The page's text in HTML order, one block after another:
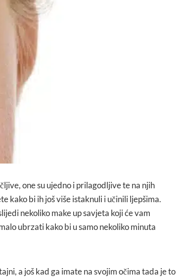
one su ujedno i prilagodljive te na njih
kako bi ih još više istaknuli i učinili ljepšima.
nekoliko make up savjeta koji će vam
ubrzati kako bi u samo nekoliko minuta
a još kad ga imate na svojim očima tada je to